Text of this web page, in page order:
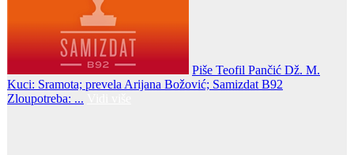
Piše Teofil Pančić Dž. M.
Kuci: Sramota; prevela Arijana Božović; Samizdat B92
Zloupotreba: ...